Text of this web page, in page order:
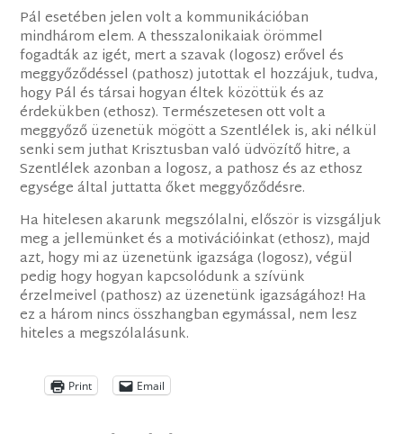
Pál esetében jelen volt a kommunikációban
mindhárom elem. A thesszalonikaiak örömmel
fogadták az igét, mert a szavak (logosz) erővel és
meggyőződéssel (pathosz) jutottak el hozzájuk, tudva,
hogy Pál és társai hogyan éltek közöttük és az
érdekükben (ethosz). Természetesen ott volt a
meggyőző üzenetük mögött a Szentlélek is, aki nélkül
senki sem juthat Krisztusban való üdvözítő hitre, a
Szentlélek azonban a logosz, a pathosz és az ethosz
egysége által juttatta őket meggyőződésre.
Ha hitelesen akarunk megszólalni, először is vizsgáljuk
meg a jellemünket és a motivációinkat (ethosz), majd
azt, hogy mi az üzenetünk igazsága (logosz), végül
pedig hogy hogyan kapcsolódunk a szívünk
érzelmeivel (pathosz) az üzenetünk igazságához! Ha
ez a három nincs összhangban egymással, nem lesz
hiteles a megszólalásunk.
Print Email